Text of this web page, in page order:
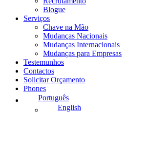
Blogue
Serviços
Chave na Mão
Mudanças Nacionais
Mudanças Internacionais
Mudanças para Empresas
Testemunhos
Contactos
Solicitar Orçamento
Phones
Português
English